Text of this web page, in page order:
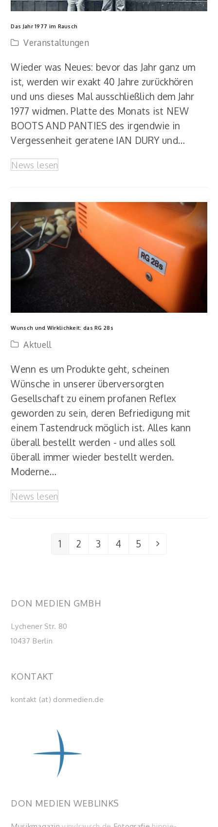
Das Jahr 1977 im Rausch
Veranstaltungen
Wieder was Neues: bevor das Jahr ganz um
ist, werden wir exakt 40 Jahre zurückhören
und uns dieses Mal ausschließlich dem Jahr
1977 widmen. Platte des Monats ist NEW
BOOTS AND PANTIES des irgendwie in
Vergessenheit geratene IAN DURY und…
News lesen
Wunsch und Wirklichkeit: das RG 28s
Aktuell
Wenn es um Produkte geht, scheinen
Wünsche in unserer überversorgten
Gesellschaft zu einem profanen Reflex
geworden zu sein, deren Befriedigung mit
einem Tastendruck möglich ist. Alles kann
überall bestellt werden - und alles soll
überall immer wieder bestellt werden.
Moderne…
News lesen
Seite
1 Seite
2 Seite
3 Seite
4 Seite
5 Vorwärts
DON MEDIEN GMBH
Lychener Str. 80
10437 Berlin
KONTAKT
kontakt (at) donmedien.de
DON MEDIEN WEBLINKS